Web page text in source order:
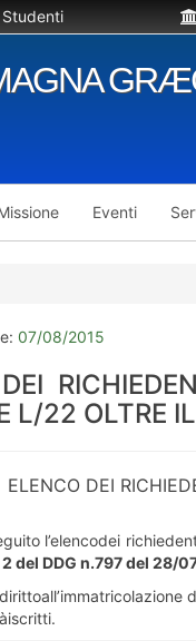
Eventi
07/08/2015
L/22 OLTRE
ELENCO DEI
l’elencodei
2 del DDG n.797 del 28/